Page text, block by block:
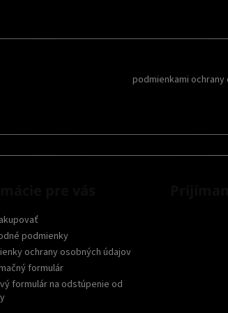
podmienkami
podmienky
ochrany osobných údajov
formulár
formulár na odstúpenie od